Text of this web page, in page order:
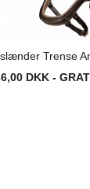
Trense
DKK -